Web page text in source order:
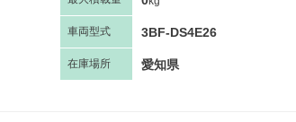
車両型式 3BF-DS4E26
在庫場所 愛知県